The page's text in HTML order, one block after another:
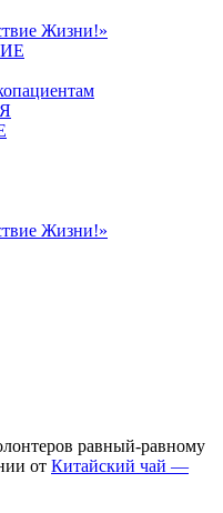
Жизни!»
Жизни!»
равный-равному
от Китайский чай —